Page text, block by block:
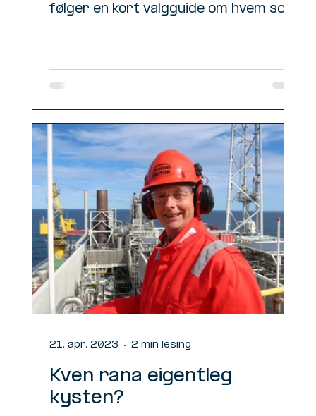
følger en kort valgguide om hvem som
Kven rana eigentleg
kysten?
21. apr. 2023 2 min lesing